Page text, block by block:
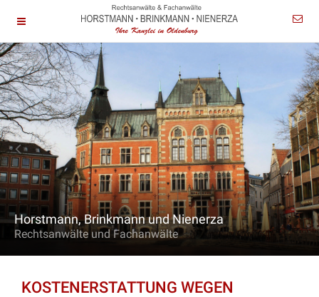
Horstmann, Brinkmann und Nienerza
Rechtsanwälte und Fachanwälte
KOSTENERSTATTUNG WEGEN